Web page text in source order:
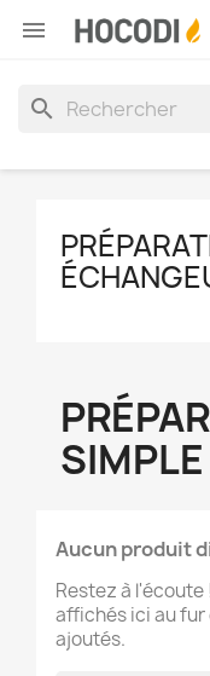

search
Aucun produit
Restez à
affichés ici au fur
ajoutés.